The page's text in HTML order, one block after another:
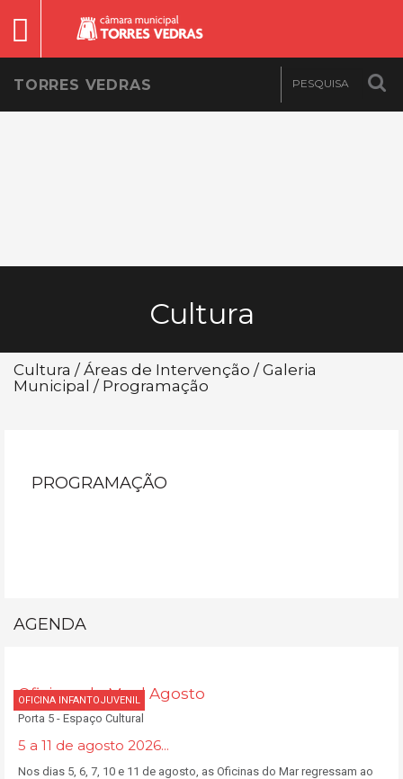
TORRES VEDRAS
Cultura
Cultura / Áreas de Intervenção / Galeria
Municipal / Programação
PROGRAMAÇÃO
AGENDA
OFICINA INFANTOJUVENIL
Oficinas do Mar | Agosto
Porta 5 - Espaço Cultural
5 a 11 de agosto 2026...
Nos dias 5, 6, 7, 10 e 11 de agosto, as Oficinas do Mar regressam ao